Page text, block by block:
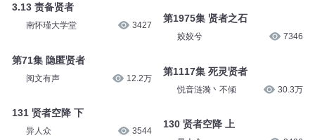
3.13 责备贤者
南怀瑾大学堂 3427
第71集 隐匿贤者
阅文有声 12.2万
131 贤者空降 下
异人众 3544
第1975集 贤者之石
姣姣兮 7346
第1117集 死灵贤者
悦音涟漪丶不倾 30.3万
130 贤者空降 上